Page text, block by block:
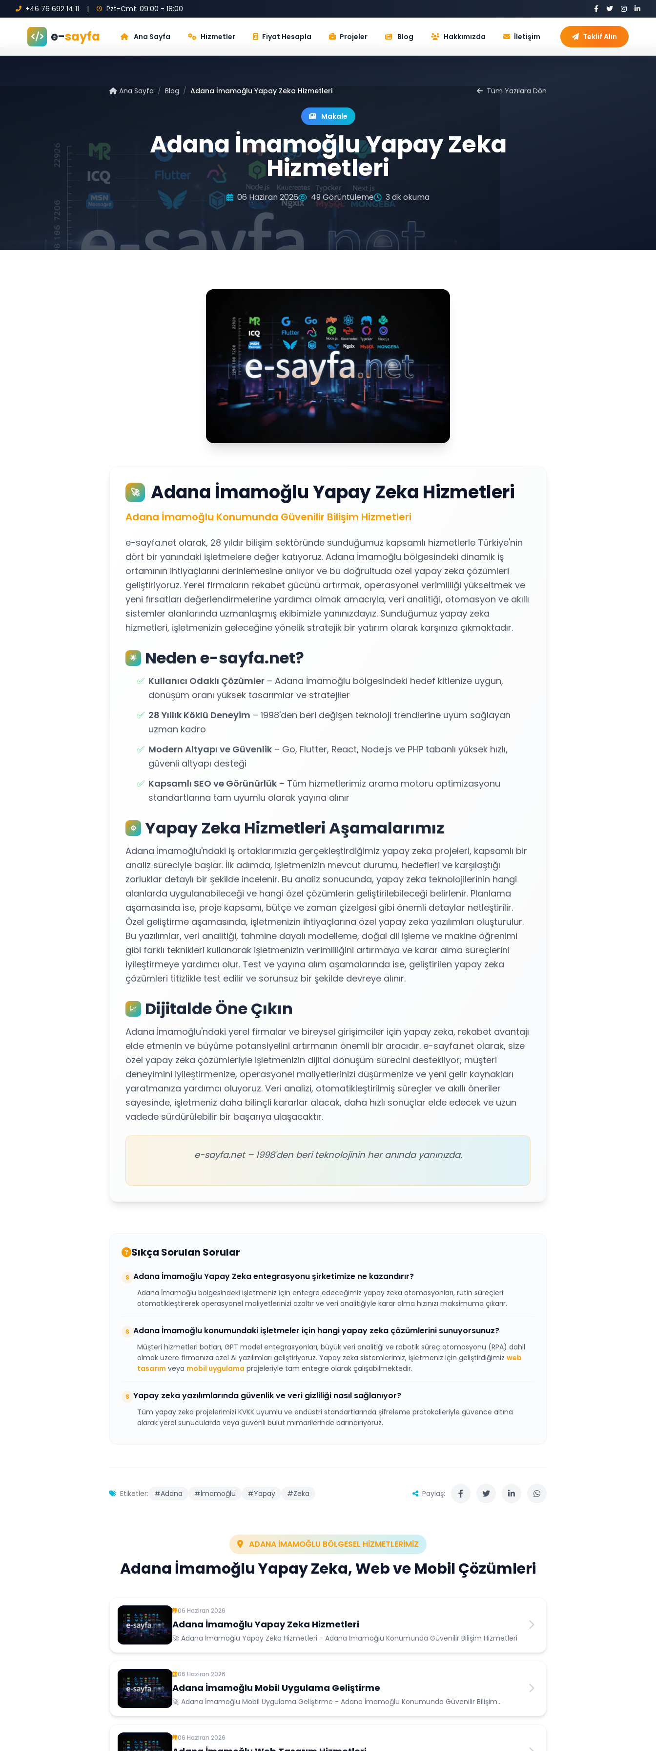
+46 76 692 14 11 | Pzt-Cmt: 09:00 - 18:00
e-sayfa Ana Sayfa Hizmetler Fiyat Hesapla Projeler Blog Hakkımızda İletişim Teklif Alın
Ana Sayfa / Blog / Adana İmamoğlu Yapay Zeka Hizmetleri Tüm Yazılara Dön
Makale
Adana İmamoğlu Yapay Zeka
Hizmetleri
06 Haziran 2026 49 Görüntüleme 3 dk okuma
🚀 Adana İmamoğlu Yapay Zeka Hizmetleri
Adana İmamoğlu Konumunda Güvenilir Bilişim Hizmetleri
e-sayfa.net olarak, 28 yıldır bilişim sektöründe sunduğumuz kapsamlı hizmetlerle Türkiye'nin
dört bir yanındaki işletmelere değer katıyoruz. Adana İmamoğlu bölgesindeki dinamik iş
ortamının ihtiyaçlarını derinlemesine anlıyor ve bu doğrultuda özel yapay zeka çözümleri
geliştiriyoruz. Yerel firmaların rekabet gücünü artırmak, operasyonel verimliliği yükseltmek ve
yeni fırsatları değerlendirmelerine yardımcı olmak amacıyla, veri analitiği, otomasyon ve akıllı
sistemler alanlarında uzmanlaşmış ekibimizle yanınızdayız. Sunduğumuz yapay zeka
hizmetleri, işletmenizin geleceğine yönelik stratejik bir yatırım olarak karşınıza çıkmaktadır.
🌟 Neden e-sayfa.net?
✅ Kullanıcı Odaklı Çözümler – Adana İmamoğlu bölgesindeki hedef kitlenize uygun,
dönüşüm oranı yüksek tasarımlar ve stratejiler
✅ 28 Yıllık Köklü Deneyim – 1998'den beri değişen teknoloji trendlerine uyum sağlayan
uzman kadro
✅ Modern Altyapı ve Güvenlik – Go, Flutter, React, Node.js ve PHP tabanlı yüksek hızlı,
güvenli altyapı desteği
✅ Kapsamlı SEO ve Görünürlük – Tüm hizmetlerimiz arama motoru optimizasyonu
standartlarına tam uyumlu olarak yayına alınır
⚙️ Yapay Zeka Hizmetleri Aşamalarımız
Adana İmamoğlu'ndaki iş ortaklarımızla gerçekleştirdiğimiz yapay zeka projeleri, kapsamlı bir
analiz süreciyle başlar. İlk adımda, işletmenizin mevcut durumu, hedefleri ve karşılaştığı
zorluklar detaylı bir şekilde incelenir. Bu analiz sonucunda, yapay zeka teknolojilerinin hangi
alanlarda uygulanabileceği ve hangi özel çözümlerin geliştirilebileceği belirlenir. Planlama
aşamasında ise, proje kapsamı, bütçe ve zaman çizelgesi gibi önemli detaylar netleştirilir.
Özel geliştirme aşamasında, işletmenizin ihtiyaçlarına özel yapay zeka yazılımları oluşturulur.
Bu yazılımlar, veri analitiği, tahmine dayalı modelleme, doğal dil işleme ve makine öğrenimi
gibi farklı teknikleri kullanarak işletmenizin verimliliğini artırmaya ve karar alma süreçlerini
iyileştirmeye yardımcı olur. Test ve yayına alım aşamalarında ise, geliştirilen yapay zeka
çözümleri titizlikle test edilir ve sorunsuz bir şekilde devreye alınır.
📈 Dijitalde Öne Çıkın
Adana İmamoğlu'ndaki yerel firmalar ve bireysel girişimciler için yapay zeka, rekabet avantajı
elde etmenin ve büyüme potansiyelini artırmanın önemli bir aracıdır. e-sayfa.net olarak, size
özel yapay zeka çözümleriyle işletmenizin dijital dönüşüm sürecini destekliyor, müşteri
deneyimini iyileştirmenize, operasyonel maliyetlerinizi düşürmenize ve yeni gelir kaynakları
yaratmanıza yardımcı oluyoruz. Veri analizi, otomatikleştirilmiş süreçler ve akıllı öneriler
sayesinde, işletmeniz daha bilinçli kararlar alacak, daha hızlı sonuçlar elde edecek ve uzun
vadede sürdürülebilir bir başarıya ulaşacaktır.
e-sayfa.net – 1998'den beri teknolojinin her anında yanınızda.
Sıkça Sorulan Sorular
S Adana İmamoğlu Yapay Zeka entegrasyonu şirketimize ne kazandırır?
Adana İmamoğlu bölgesindeki işletmeniz için entegre edeceğimiz yapay zeka otomasyonları, rutin süreçleri
otomatikleştirerek operasyonel maliyetlerinizi azaltır ve veri analitiğiyle karar alma hızınızı maksimuma çıkarır.
S Adana İmamoğlu konumundaki işletmeler için hangi yapay zeka çözümlerini sunuyorsunuz?
Müşteri hizmetleri botları, GPT model entegrasyonları, büyük veri analitiği ve robotik süreç otomasyonu (RPA) dahil
olmak üzere firmanıza özel AI yazılımları geliştiriyoruz. Yapay zeka sistemlerimiz, işletmeniz için geliştirdiğimiz web
tasarım veya mobil uygulama projeleriyle tam entegre olarak çalışabilmektedir.
S Yapay zeka yazılımlarında güvenlik ve veri gizliliği nasıl sağlanıyor?
Tüm yapay zeka projelerimizi KVKK uyumlu ve endüstri standartlarında şifreleme protokolleriyle güvence altına
alarak yerel sunucularda veya güvenli bulut mimarilerinde barındırıyoruz.
Etiketler: #Adana #İmamoğlu #Yapay #Zeka Paylaş:
ADANA İMAMOĞLU BÖLGESEL HİZMETLERİMİZ
Adana İmamoğlu Yapay Zeka, Web ve Mobil Çözümleri
06 Haziran 2026
Adana İmamoğlu Yapay Zeka Hizmetleri
🚀 Adana İmamoğlu Yapay Zeka Hizmetleri - Adana İmamoğlu Konumunda Güvenilir Bilişim Hizmetleri
06 Haziran 2026
Adana İmamoğlu Mobil Uygulama Geliştirme
🚀 Adana İmamoğlu Mobil Uygulama Geliştirme - Adana İmamoğlu Konumunda Güvenilir Bilişim
06 Haziran 2026